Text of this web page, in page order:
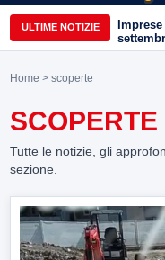
ULTIME NOTIZIE
e
Home > scoperte
SCOPERTE
Tutte le notizie, gli
sezione.